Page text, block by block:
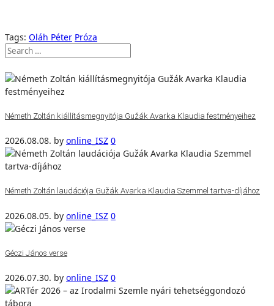
Tags: Oláh Péter Próza
Németh Zoltán kiállításmegnyitója Gužák Avarka Klaudia festményeihez
2026.08.08. by online_ISZ 0
Németh Zoltán laudációja Gužák Avarka Klaudia Szemmel tartva-díjához
2026.08.05. by online_ISZ 0
Géczi János verse
2026.07.30. by online_ISZ 0